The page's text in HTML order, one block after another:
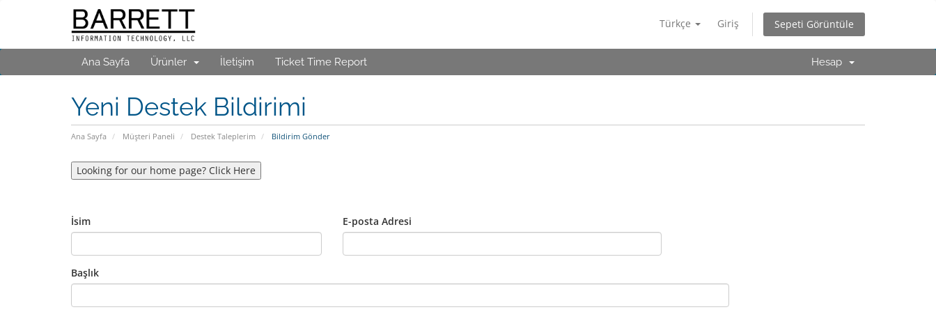
Türkçe Giriş Sepeti Görüntüle
Ana Sayfa Ürünler İletişim Ticket Time Report Hesap
Yeni Destek Bildirimi
Ana Sayfa Müşteri Paneli Destek Taleplerim Bildirim Gönder
Looking for our home page? Click Here
İsim E-posta Adresi
Başlık